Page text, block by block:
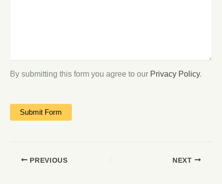
By submitting this form you agree to our Privacy Policy.
PREVIOUS NEXT